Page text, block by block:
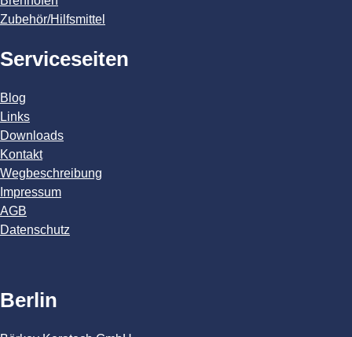
Zubehör/Hilfsmittel
Serviceseiten
Blog
Links
Downloads
Kontakt
Wegbeschreibung
Impressum
AGB
Datenschutz
Berlin